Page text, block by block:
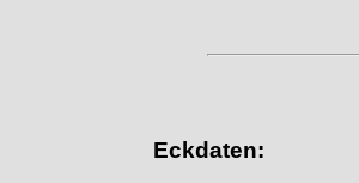
Eckdaten: